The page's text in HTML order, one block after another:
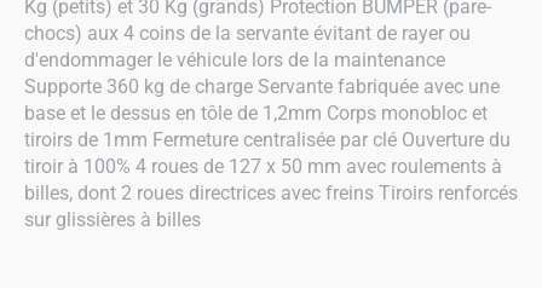
Kg (petits) et 30 Kg (grands) Protection BUMPER (pare-
chocs) aux 4 coins de la servante évitant de rayer ou
d'endommager le véhicule lors de la maintenance
Supporte 360 kg de charge Servante fabriquée avec une
base et le dessus en tôle de 1,2mm Corps monobloc et
tiroirs de 1mm Fermeture centralisée par clé Ouverture du
tiroir à 100% 4 roues de 127 x 50 mm avec roulements à
billes, dont 2 roues directrices avec freins Tiroirs renforcés
sur glissières à billes